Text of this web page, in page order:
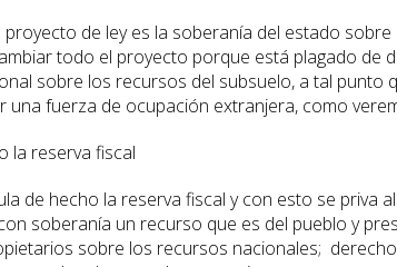
proyecto de ley es la soberanía del estado
todo el proyecto porque está plagado de
sobre los recursos del subsuelo, a tal punto
una fuerza de ocupación extranjera, como
la reserva fiscal
de hecho la reserva fiscal y con esto se priva
soberanía un recurso que es del pueblo y
sobre los recursos nacionales;